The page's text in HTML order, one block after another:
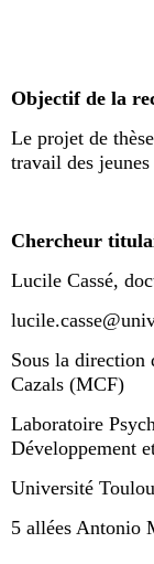
Objectif de la
Le projet de
travail des
Chercheur
Lucile Cassé,
Sous la
Cazals (MCF)
Laboratoire
Développement
Université
5 allées Antonio